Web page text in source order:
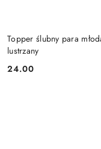
Topper ślubny para
lustrzany
Cena:
24.00